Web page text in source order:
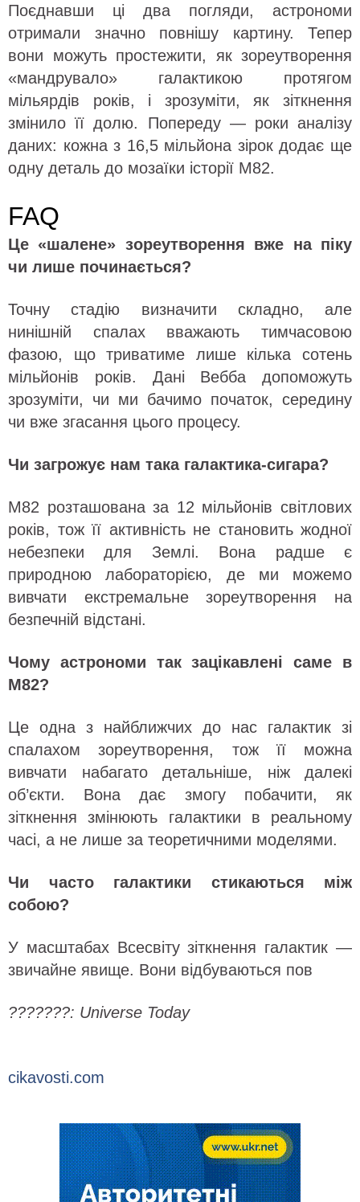
Поєднавши ці два погляди, астрономи
отримали значно повнішу картину. Тепер
вони можуть простежити, як зореутворення
«мандрувало» галактикою протягом
мільярдів років, і зрозуміти, як зіткнення
змінило її долю. Попереду — роки аналізу
даних: кожна з 16,5 мільйона зірок додає ще
одну деталь до мозаїки історії M82.
FAQ
Це «шалене» зореутворення вже на піку
чи лише починається?
Точну стадію визначити складно, але
нинішній спалах вважають тимчасовою
фазою, що триватиме лише кілька сотень
мільйонів років. Дані Вебба допоможуть
зрозуміти, чи ми бачимо початок, середину
чи вже згасання цього процесу.
Чи загрожує нам така галактика-сигара?
M82 розташована за 12 мільйонів світлових
років, тож її активність не становить жодної
небезпеки для Землі. Вона радше є
природною лабораторією, де ми можемо
вивчати екстремальне зореутворення на
безпечній відстані.
Чому астрономи так зацікавлені саме в
M82?
Це одна з найближчих до нас галактик зі
спалахом зореутворення, тож її можна
вивчати набагато детальніше, ніж далекі
об’єкти. Вона дає змогу побачити, як
зіткнення змінюють галактики в реальному
часі, а не лише за теоретичними моделями.
Чи часто галактики стикаються між
собою?
У масштабах Всесвіту зіткнення галактик —
звичайне явище. Вони відбуваються пов
???????: Universe Today
cikavosti.com